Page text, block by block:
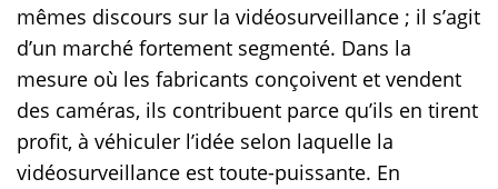
mêmes discours sur la vidéosurveillance ; il s’agit
d’un marché fortement segmenté. Dans la
mesure où les fabricants conçoivent et vendent
des caméras, ils contribuent parce qu’ils en tirent
profit, à véhiculer l’idée selon laquelle la
vidéosurveillance est toute-puissante. En